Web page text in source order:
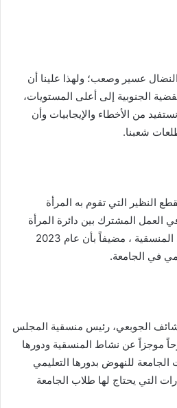
عسير وصعب؛ ولهذا علينا أن
الجنوبية إلى أعلى المستويات،
من الأخطاء والإيجابيات وأن
شعبنا.
النظير التي تقوم به المرأة
العمل المشترك بين دائرة المرأة
والطفل والقيادة النسوية في المنسقية ، مضيفاً بأن عام 2023
في الجامعة.
شائف الجوبعي، رئيس منسقية المجلس
موجزاً عن نشاط المنسقية ودورها
للنهوض بدورها التعليمي
التي يحتاج لها طلاب الجامعة